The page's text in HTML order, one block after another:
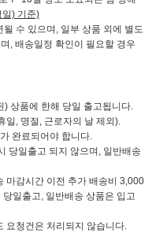
일) 기준)
수 있으며, 일부 상품 외에 별도
, 배송일정 확인이 필요할 경우
상품에 한해 당일 출고됩니다.
일, 명절, 근로자의 날 제외).
완료되어야 합니다.
당일출고 되지 않으며, 일반배송
마감시간 이전 추가 배송비 3,000
일출고, 일반배송 상품은 입고
요청건은 처리되지 않습니다.